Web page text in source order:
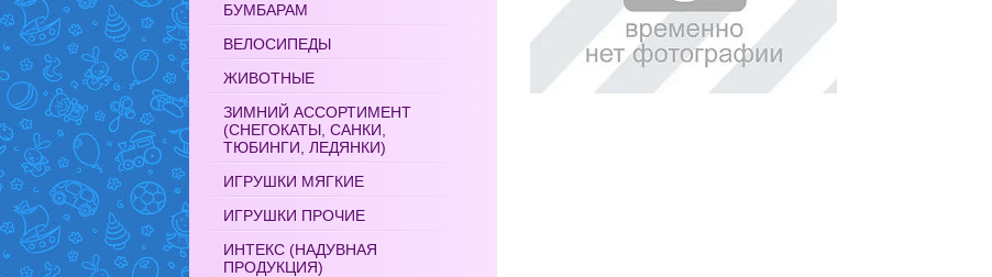
БУМБАРАМ
ВЕЛОСИПЕДЫ
ЖИВОТНЫЕ
ЗИМНИЙ АССОРТИМЕНТ
(СНЕГОКАТЫ, САНКИ,
ТЮБИНГИ, ЛЕДЯНКИ)
ИГРУШКИ МЯГКИЕ
ИГРУШКИ ПРОЧИЕ
ИНТЕКС (НАДУВНАЯ
ПРОДУКЦИЯ)